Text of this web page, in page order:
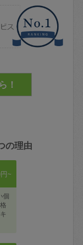
の理由
~
個